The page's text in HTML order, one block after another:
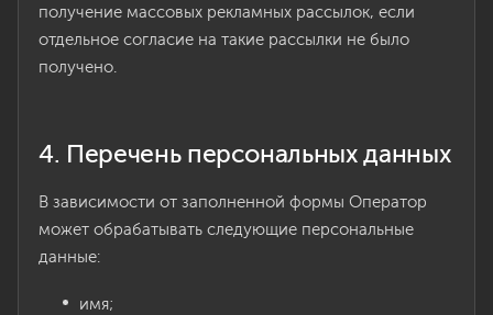
получение массовых рекламных рассылок, если
отдельное согласие на такие рассылки не было
получено.
4. Перечень персональных данных
В зависимости от заполненной формы Оператор
может обрабатывать следующие персональные
данные:
имя;